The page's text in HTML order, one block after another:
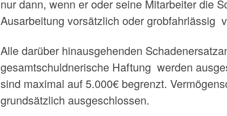
nur dann, wenn er oder seine Mitarbeiter die
Ausarbeitung vorsätzlich oder grobfahrlässig
Alle darüber hinausgehenden
gesamtschuldnerische Haftung werden
sind maximal auf 5.000€ begrenzt.
grundsätzlich ausgeschlossen.